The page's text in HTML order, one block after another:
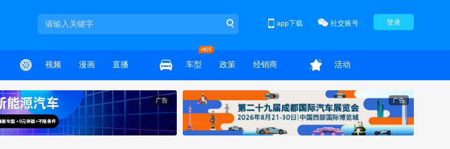
登录
社交账号
app下载
视频 漫画 直播 车型 政策 经销商 活动
广告 广告